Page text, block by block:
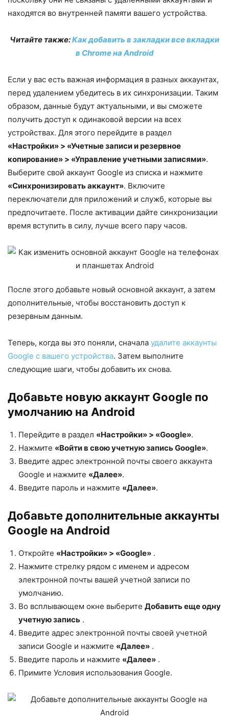
находятся во внутренней памяти вашего устройства.
Читайте также:Как добавить в закладки все вкладки
в Chrome на Android
Если у вас есть важная информация в разных аккаунтах,
перед удалением убедитесь в их синхронизации. Таким
образом, данные будут актуальными, и вы сможете
получить доступ к одинаковой версии на всех
устройствах. Для этого перейдите в раздел
«Настройки» > «Учетные записи и резервное
копирование» > «Управление учетными записями».
Выберите свой аккаунт Google из списка и нажмите
«Синхронизировать аккаунт». Включите
переключатели для приложений и служб, которые вы
предпочитаете. После активации дайте синхронизации
время вступить в силу, лучше всего пару часов.
После этого добавьте новый основной аккаунт, а затем
дополнительные, чтобы восстановить доступ к
резервным данным.
Теперь, когда вы это поняли, сначала удалите аккаунты
Google с вашего устройства. Затем выполните
следующие шаги, чтобы добавить их снова.
Добавьте новую аккаунт Google по
умолчанию на Android
Перейдите в раздел «Настройки» > «Google».
Нажмите «Войти в свою учетную запись Google».
Введите адрес электронной почты своего аккаунта
Google и нажмите «Далее».
Введите пароль и нажмите «Далее».
Добавьте дополнительные аккаунты
Google на Android
Откройте «Настройки» > «Google» .
Нажмите стрелку рядом с именем и адресом
электронной почты вашей учетной записи по
умолчанию.
Во всплывающем окне выберите Добавить еще одну
учетную запись .
Введите адрес электронной почты своей учетной
записи Google и нажмите «Далее» .
Введите пароль и нажмите «Далее» .
Примите Условия использования Google.